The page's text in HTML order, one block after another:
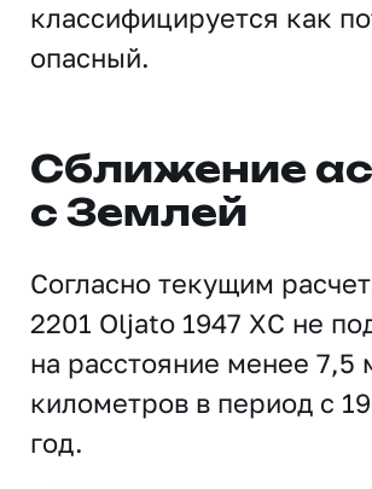
классифицируется как
опасный.
Сближение
с Землей
Согласно текущим
2201 Oljato 1947 XC не
на расстояние менее 7,5
километров в период с
год.